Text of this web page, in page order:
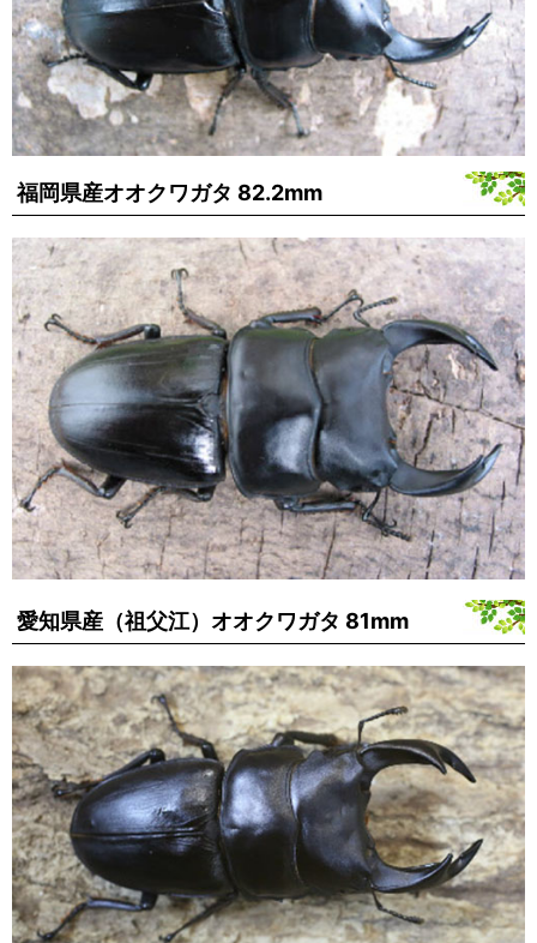
福岡県産オオクワガタ 82.2mm
愛知県産（祖父江）オオクワガタ 81mm